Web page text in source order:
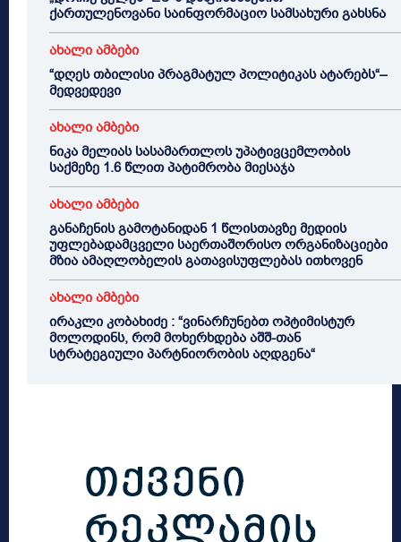
ქართულენოვანი საინფორმაციო სამსახური გახსნა
ახალი ამბები
“დღეს თბილისი პრაგმატულ პოლიტიკას ატარებს“–
მედვედევი
ახალი ამბები
ნიკა მელიას სასამართლოს უპატივცემლობის
საქმეზე 1.6 წლით პატიმრობა მიესაჯა
ახალი ამბები
განაჩენის გამოტანიდან 1 წლისთავზე მედიის
უფლებადამცველი საერთაშორისო ორგანიზაციები
მზია ამაღლობელის გათავისუფლებას ითხოვენ
ახალი ამბები
ირაკლი კობახიძე : “ვინარჩუნებთ ოპტიმისტურ
მოლოდინს, რომ მოხერხდება აშშ-თან
სტრატეგიული პარტნიორობის აღდგენა“